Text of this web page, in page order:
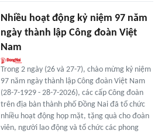
Nhiều hoạt động kỷ niệm 97 năm
ngày thành lập Công đoàn Việt
Nam
Trong 2 ngày (26 và 27-7), chào mừng kỷ niệm
97 năm ngày thành lập Công đoàn Việt Nam
(28-7-1929 - 28-7-2026), các cấp Công đoàn
trên địa bàn thành phố Đồng Nai đã tổ chức
nhiều hoạt động họp mặt, tặng quà cho đoàn
viên, người lao động và tổ chức các phong